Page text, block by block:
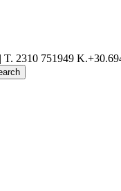
Τ. 2310 751949
Σέρρες | Δράμα | Ξάνθη